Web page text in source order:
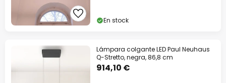
En stock
Lámpara colgante LED Paul Neuhaus
Q-Stretto, negra, 86,8 cm
914,10 €